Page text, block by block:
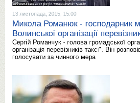
13 листопада, 2015, 15:00
Микола Романюк - господарник
Волинської організації
Сергій Романчук - голова громадської
організація перевізників таксі". Він
голосувати за чинного мера